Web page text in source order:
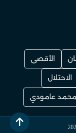
الأقصى
الاحتلال
محمد عامودي